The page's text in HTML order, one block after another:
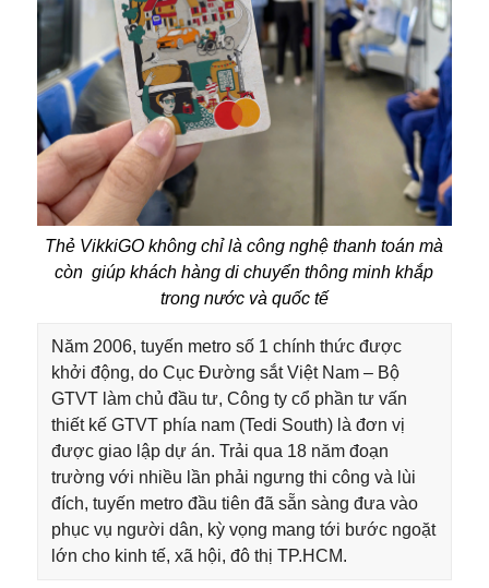
Thẻ VikkiGO không chỉ là công nghệ thanh toán mà
còn giúp khách hàng di chuyển thông minh khắp
trong nước và quốc tế
Năm 2006, tuyến metro số 1 chính thức được
khởi động, do Cục Đường sắt Việt Nam – Bộ
GTVT làm chủ đầu tư, Công ty cổ phần tư vấn
thiết kế GTVT phía nam (Tedi South) là đơn vị
được giao lập dự án. Trải qua 18 năm đoạn
trường với nhiều lần phải ngưng thi công và lùi
đích, tuyến metro đầu tiên đã sẵn sàng đưa vào
phục vụ người dân, kỳ vọng mang tới bước ngoặt
lớn cho kinh tế, xã hội, đô thị TP.HCM.